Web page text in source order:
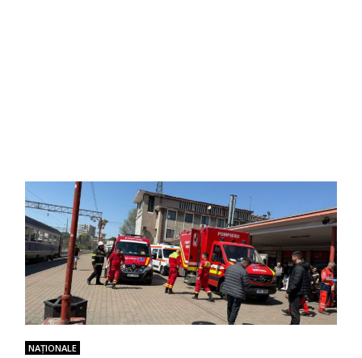
NAŢIONALE